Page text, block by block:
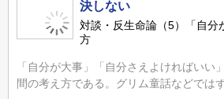
決しない
対談・反生命論（5）「自分
方
「自分が大事」「自分さえよければいい
間の考え方である。グリム童話などでは